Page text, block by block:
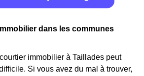
dans les communes
immobilier à Taillades peut
Si vous avez du mal à trouver,